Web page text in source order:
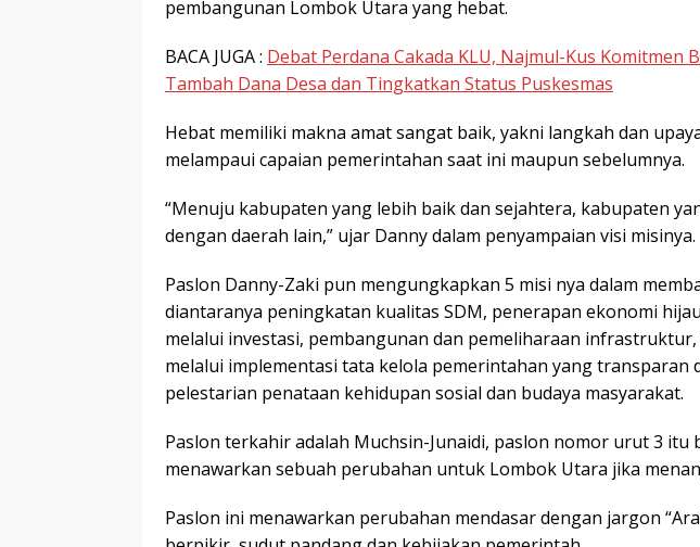
pembangunan Lombok Utara yang hebat.
BACA JUGA : Debat Perdana Cakada KLU, Najmul-Kus Komitmen
Tambah Dana Desa dan Tingkatkan Status Puskesmas
Hebat memiliki makna amat sangat baik, yakni langkah dan
melampaui capaian pemerintahan saat ini maupun sebelumnya.
“Menuju kabupaten yang lebih baik dan sejahtera, kabupaten
dengan daerah lain,” ujar Danny dalam penyampaian visi misinya.
Paslon Danny-Zaki pun mengungkapkan 5 misi nya dalam
diantaranya peningkatan kualitas SDM, penerapan ekonomi
melalui investasi, pembangunan dan pemeliharaan
melalui implementasi tata kelola pemerintahan yang transparan
pelestarian penataan kehidupan sosial dan budaya masyarakat.
Paslon terkahir adalah Muchsin-Junaidi, paslon nomor urut 3 itu
menawarkan sebuah perubahan untuk Lombok Utara jika
Paslon ini menawarkan perubahan mendasar dengan jargon